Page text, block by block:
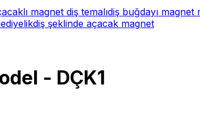
magnet diş temalıdiş buğdayı magnet
diş şeklinde açacak magnet
- DÇK1